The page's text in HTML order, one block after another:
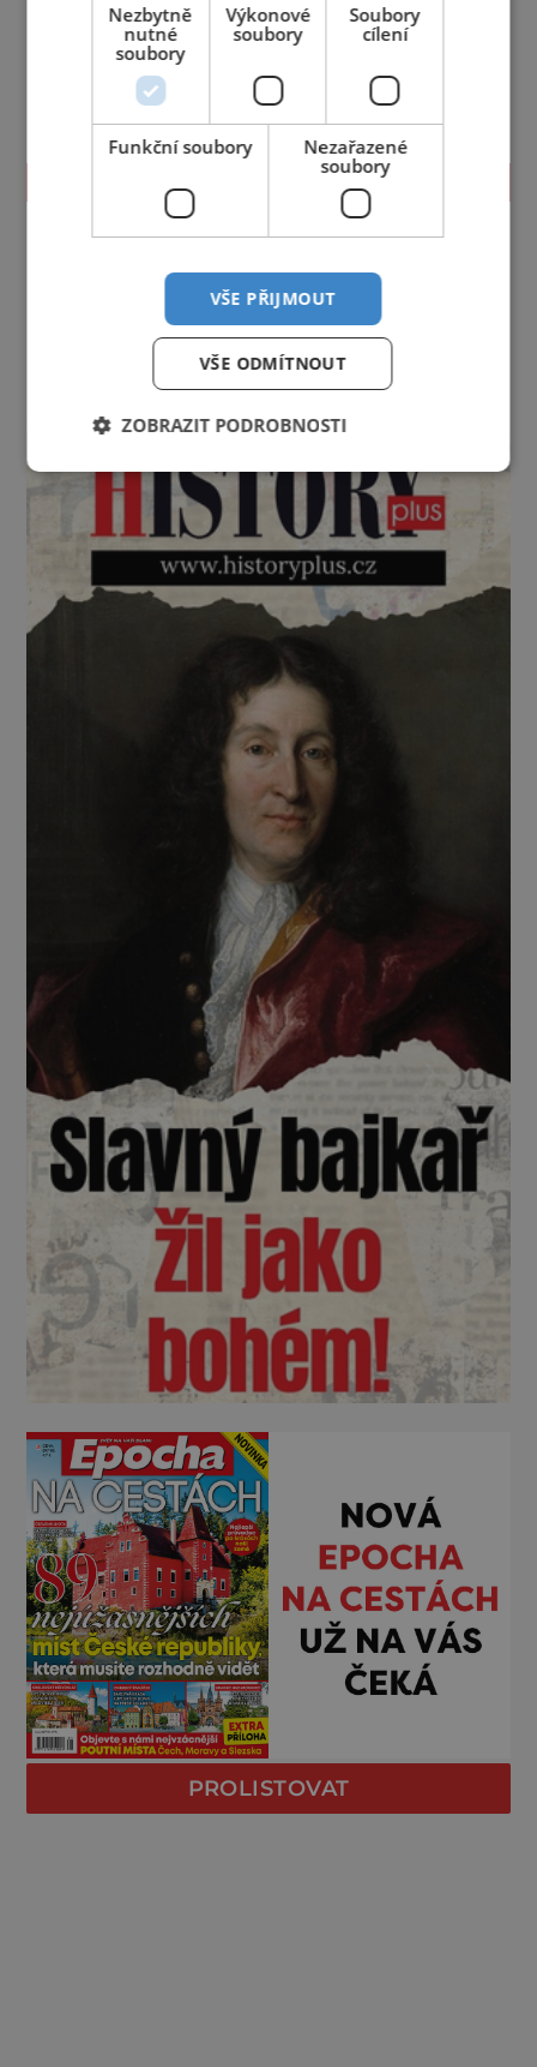
Jihočeský krajJihomoravský krajKarlovarský kraj
Moravskoslezský krajOlomoucký kraj
Pardubický krajPlzeňský kraj
Středočeský kraj
Ústecký kraj
Vysočina
PROLISTOVAT
Nezbytně
nutné
soubory
Výkonové
soubory
Soubory
cílení
Funkční soubory
Nezařazené
soubory
VŠE PŘIJMOUT
VŠE ODMÍTNOUT
ZOBRAZIT PODROBNOSTI